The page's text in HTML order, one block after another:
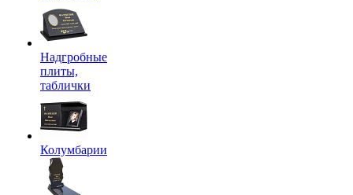
Надгробные
плиты,
таблички
Колумбарии